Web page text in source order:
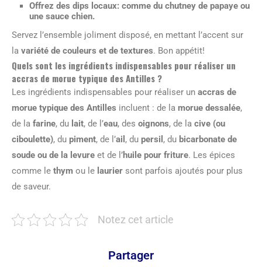
Offrez des dips locaux: comme du chutney de papaye ou
une sauce chien.
Servez l’ensemble joliment disposé, en mettant l’accent sur
la variété de couleurs et de textures. Bon appétit!
Quels sont les ingrédients indispensables pour réaliser un
accras de morue typique des Antilles ?
Les ingrédients indispensables pour réaliser un accras de
morue typique des Antilles incluent : de la morue dessalée,
de la farine, du lait, de l’eau, des oignons, de la cive (ou
ciboulette), du piment, de l’ail , du persil , du bicarbonate de
soude ou de la levure et de l’huile pour friture. Les épices
comme le thym ou le laurier sont parfois ajoutés pour plus
de saveur.
Notez cet article
Partager